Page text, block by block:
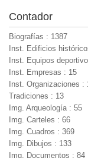
Contador
Biografías : 1387
Inst. Edificios
Inst. Equipos
Inst. Empresas : 15
Inst. Organizaciones :
Tradiciones : 13
Img. Arqueología : 55
Img. Carteles : 66
Img. Cuadros : 369
Img. Dibujos : 133
Img. Documentos : 84